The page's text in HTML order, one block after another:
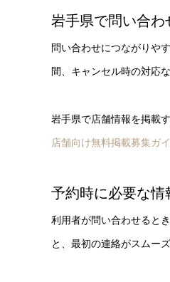
岩手県で問い合
問い合わせにつながりや
間、キャンセル時の対応
岩手県で店舗情報を掲載
店舗向け無料掲載募集ガ
予約時に必要な情
利用者が問い合わせると
と、最初の連絡がスムー